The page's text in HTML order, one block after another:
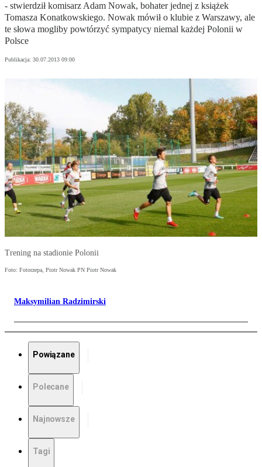
- stwierdził komisarz Adam Nowak, bohater jednej z książek
Tomasza Konatkowskiego. Nowak mówił o klubie z Warszawy, ale
te słowa mogliby powtórzyć sympatycy niemal każdej Polonii w
Polsce
Publikacja: 30.07.2013 09:00
Trening na stadionie Polonii
Foto: Fotorzepa, Piotr Nowak PN Piotr Nowak
Maksymilian Radzimirski
Powiązane
Polecane
Najnowsze
Tagi